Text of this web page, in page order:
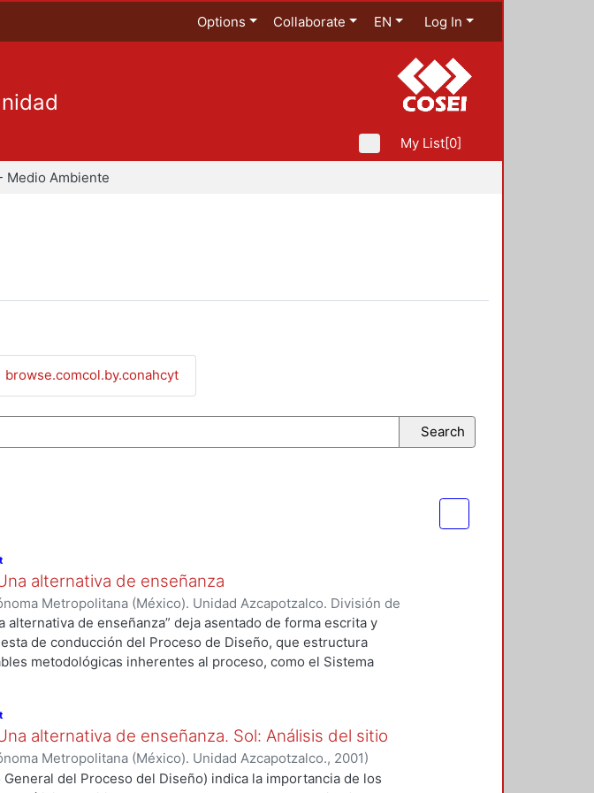
Options Collaborate EN Log In
de Unidad
My List[0]
Medio Ambiente
browse.comcol.by.conahcyt
Search
alternativa de enseñanza
Metropolitana (México). Unidad Azcapotzalco. División de
el Diseño.,2008)Rodríguez García, Humberto
alternativa de enseñanza” deja asentado de forma escrita y
de conducción del Proceso de Diseño, que estructura
metodológicas inherentes al proceso, como el Sistema
de Diseño, de la Estructuración de la Encuesta y las
y socioculturales que conforman de manera conjunta la
de Requerimientos, así como de los planteamientos
y gráficos de las hipótesis de Diseño. Asimismo, el
alternativa de enseñanza. Sol: Análisis del sitio
Metropolitana (México). Unidad Azcapotzalco., 2001)
Humberto; SANDOVAL, MARIA DE LOURDES
General del Proceso del Diseño) indica la importancia de los